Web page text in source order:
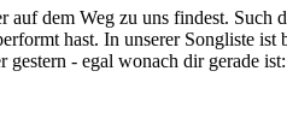
dem Weg zu uns findest.
hast. In unserer Songliste
- egal wonach dir gerade